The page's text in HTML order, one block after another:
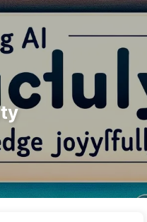
Archiwa Tagi
🇵🇱 Polski